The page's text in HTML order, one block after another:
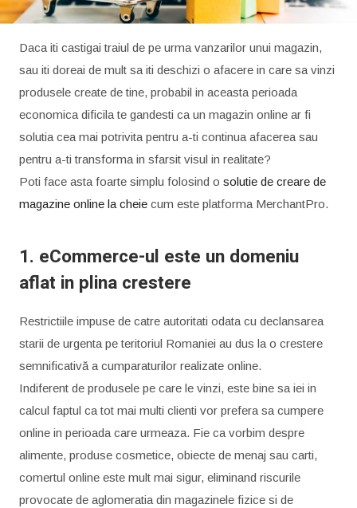
Daca iti castigai traiul de pe urma vanzarilor unui magazin,
sau iti doreai de mult sa iti deschizi o afacere in care sa vinzi
produsele create de tine, probabil in aceasta perioada
economica dificila te gandesti ca un magazin online ar fi
solutia cea mai potrivita pentru a-ti continua afacerea sau
pentru a-ti transforma in sfarsit visul in realitate?
Poti face asta foarte simplu folosind o solutie de creare de
magazine online la cheie cum este platforma MerchantPro.
1. eCommerce-ul este un domeniu
aflat in plina crestere
Restrictiile impuse de catre autoritati odata cu declansarea
starii de urgenta pe teritoriul Romaniei au dus la o crestere
semnificativă a cumparaturilor realizate online.
Indiferent de produsele pe care le vinzi, este bine sa iei in
calcul faptul ca tot mai multi clienti vor prefera sa cumpere
online in perioada care urmeaza. Fie ca vorbim despre
alimente, produse cosmetice, obiecte de menaj sau carti,
comertul online este mult mai sigur, eliminand riscurile
provocate de aglomeratia din magazinele fizice si de